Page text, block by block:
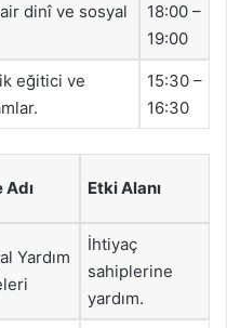
dinî ve sosyal
18:00 –
19:00
eğitici ve
15:30 –
16:30
Adı Etki Alanı
Yardım
İhtiyaç
sahiplerine
yardım.